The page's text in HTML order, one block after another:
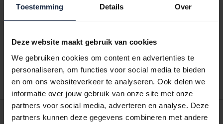
Toestemming Details Over
Deze website maakt gebruik van cookies
We gebruiken cookies om content en advertenties te
personaliseren, om functies voor social media te bieden
en om ons websiteverkeer te analyseren. Ook delen we
informatie over jouw gebruik van onze site met onze
partners voor social media, adverteren en analyse. Deze
partners kunnen deze gegevens combineren met andere
Gebruik bestel- en offertelijsten om eenvoudig en snel producten
te bestellen. Uw bestel- en offertelijsten kunt u terugvinden in uw
account. Dat pakt altijd goed uit voor uw administratie!
POSTDOOS BEDRUKKEN